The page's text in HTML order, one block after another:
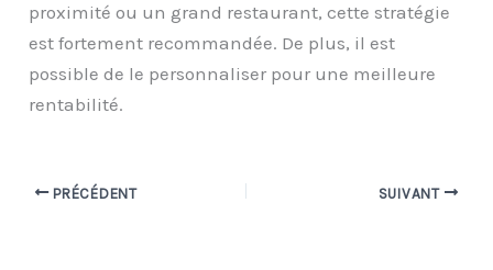
proximité ou un grand restaurant, cette stratégie
est fortement recommandée. De plus, il est
possible de le personnaliser pour une meilleure
rentabilité.
PRÉCÉDENT SUIVANT